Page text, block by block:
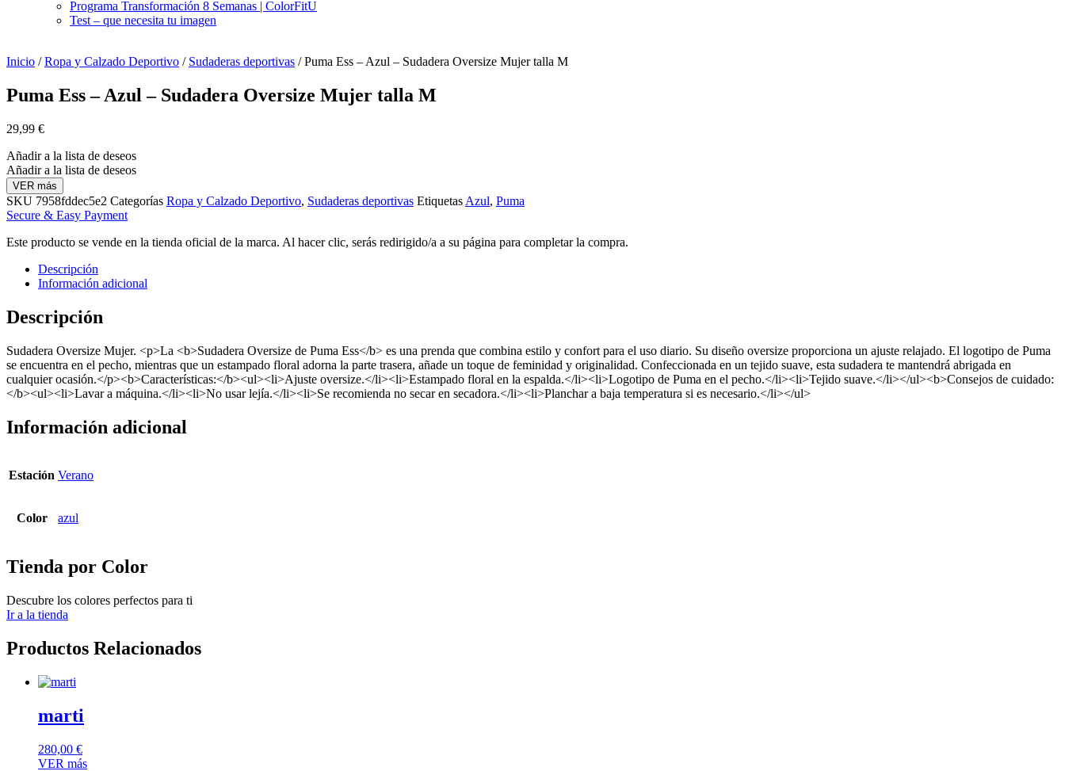
Programa Transformación 8 Semanas | ColorFitU
Test – que necesita tu imagen
Inicio /Ropa y Calzado Deportivo / Sudaderas deportivas / Puma Ess – Azul – Sudadera Oversize Mujer talla M
Puma Ess – Azul – Sudadera Oversize Mujer talla M
29,99 €
Añadir a la lista de deseos
Añadir a la lista de deseos
VER más
SKU 7958fddec5e2 Categorías Ropa y Calzado Deportivo, Sudaderas deportivas Etiquetas Azul, Puma
Secure & Easy Payment
Este producto se vende en la tienda oficial de la marca. Al hacer clic, serás redirigido/a a su página para completar la compra.
Descripción
Información adicional
Descripción
Sudadera Oversize Mujer. <p>La <b>Sudadera Oversize de Puma Ess</b> es una prenda que combina estilo y confort para el uso diario. Su diseño oversize proporciona un ajuste relajado. El logotipo de Puma
se encuentra en el pecho, mientras que un estampado floral adorna la parte trasera, añade un toque de feminidad y originalidad. Confeccionada en un tejido suave, esta sudadera te mantendrá abrigada en
cualquier ocasión.</p><b>Características:</b><ul><li>Ajuste oversize.</li><li>Estampado floral en la espalda.</li><li>Logotipo de Puma en el pecho.</li><li>Tejido suave.</li></ul><b>Consejos de cuidado:
</b><ul><li>Lavar a máquina.</li><li>No usar lejía.</li><li>Se recomienda no secar en secadora.</li><li>Planchar a baja temperatura si es necesario.</li></ul>
Información adicional
Estación Verano
Color azul
Tienda por Color
Descubre los colores perfectos para ti
Ir a la tienda
Productos Relacionados
marti
280,00 €
VER más